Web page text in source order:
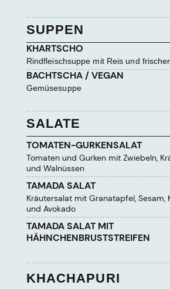
SUPPEN
KHARTSCHO
Rindfleischsuppe mit Reis und
BACHTSCHA / VEGAN
Gemüsesuppe
SALATE
TOMATEN-GURKENSALAT
Tomaten und Gurken mit Zwiebeln,
und Walnüssen
TAMADA SALAT
Kräutersalat mit Granatapfel, Sesam,
und Avokado
TAMADA SALAT MIT
HÄHNCHENBRUSTSTREIFEN
KHACHAPURI